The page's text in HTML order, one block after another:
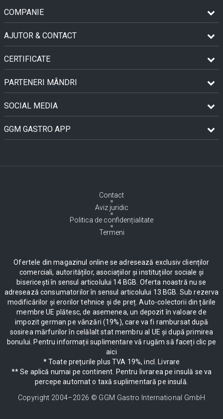
COMPANIE
AJUTOR & CONTACT
CERTIFICATE
PARTENERI MÂNDRI
SOCIAL MEDIA
GGM GASTRO APP
Contact
Aviz juridic
Politica de confidențialitate
Termeni
Ofertele din magazinul online se adresează exclusiv clienților
comerciali, autorităților, asociațiilor și instituțiilor sociale și
bisericești în sensul articolului 14 BGB. Oferta noastră nu se
adresează consumatorilor în sensul articolului 13 BGB. Sub rezerva
modificărilor și erorilor tehnice și de preț. Auto-colectorii din țările
membre UE plătesc, de asemenea, un depozit în valoare de
impozit german pe vânzări (19%), care va fi rambursat după
sosirea mărfurilor în celălalt stat membru al UE și după primirea
bonului. Pentru informații suplimentare vă rugăm să faceți clic pe
aici
* Toate prețurile plus TVA 19%, incl. Livrare
** Se aplică numai pe continent. Pentru livrarea pe insulă se va
percepe automat o taxă suplimentară pe insulă.
Copyright 2004–2026 © GGM Gastro International GmbH